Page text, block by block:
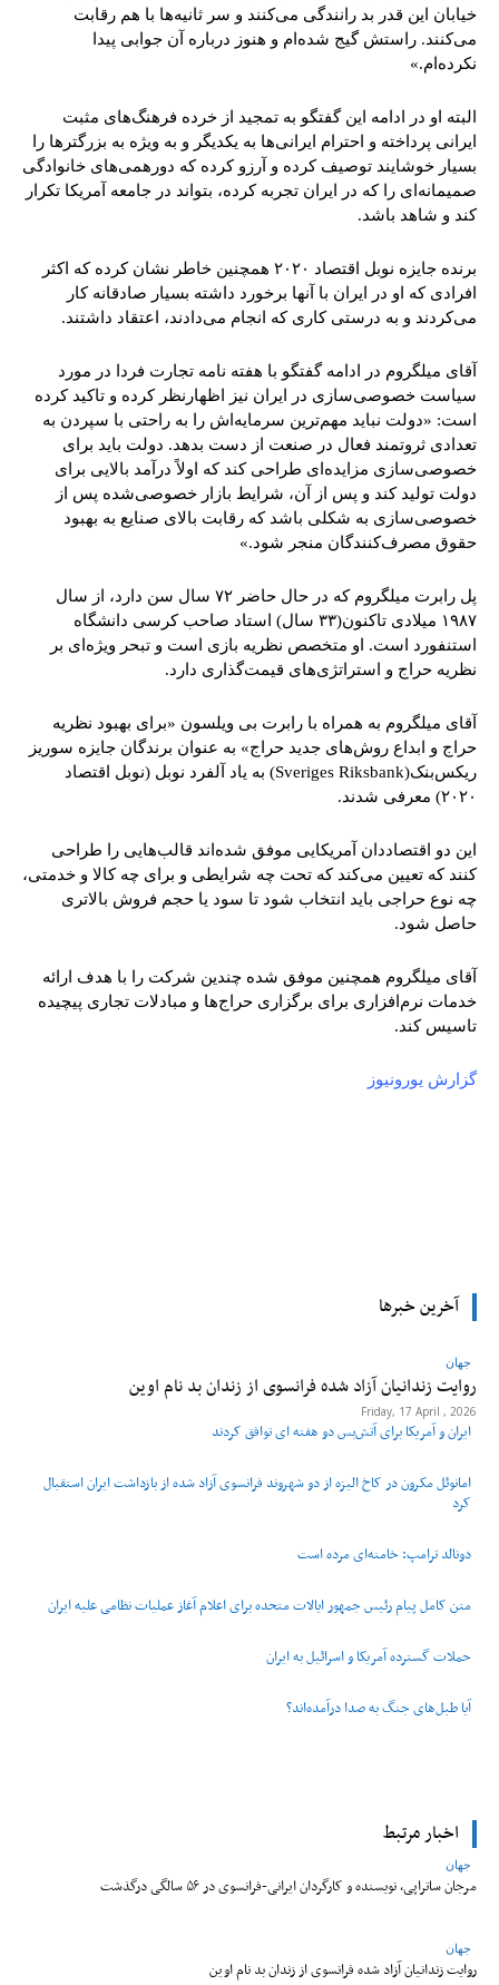
خیابان این قدر بد رانندگی می‌کنند و سر ثانیه‌ها با هم رقابت
می‌کنند. راستش گیج شده‌ام و هنوز درباره آن جوابی پیدا
نکرده‌ام.»
البته او در ادامه این گفتگو به تمجید از خرده فرهنگ‌های مثبت
ایرانی پرداخته و احترام ایرانی‌ها به یکدیگر و به ویژه به بزرگتر‌ها را
بسیار خوشایند توصیف کرده و آرزو کرده که دورهمی‌های خانوادگی‌
صمیمانه‌ای را که در ایران تجربه کرده، بتواند در جامعه آمریکا تکرار
کند و شاهد باشد.
برنده جایزه نوبل اقتصاد ۲۰۲۰ همچنین خاطر نشان کرده که اکثر
افرادی که او در ایران با آنها برخورد داشته بسیار صادقانه کار
می‌کردند و به درستی کاری که انجام می‌دادند، اعتقاد داشتند.
آقای میلگروم در ادامه گفتگو با هفته نامه تجارت فردا در مورد
سیاست خصوصی‌سازی در ایران نیز اظهارنظر کرده و تاکید کرده
است: «دولت نباید مهم‌ترین سرمایه‌اش را به راحتی با سپردن به
تعدادی ثروتمند فعال در صنعت از دست بدهد. دولت باید برای
خصوصی‌سازی مزایده‌ای طراحی کند که اولاً درآمد بالایی برای
دولت تولید کند و پس از آن، شرایط بازار خصوصی‌شده پس از
خصوصی‌سازی به شکلی باشد که رقابت بالای صنایع به بهبود
حقوق مصرف‌کنندگان منجر شود.»
پل رابرت میلگروم که در حال حاضر ۷۲ سال سن دارد، از سال
۱۹۸۷ میلادی تاکنون(۳۳ سال) استاد صاحب کرسی دانشگاه
استنفورد است. او متخصص نظریه بازی است و تبحر ویژه‌ای بر
نظریه حراج و استراتژی‌های قیمت‌گذاری دارد.
آقای میلگروم به همراه با رابرت بی ویلسون «برای بهبود نظریه
حراج و ابداع روش‌های جدید حراج» به عنوان برندگان جایزه سوریز
ریکس‌بنک(Sveriges Riksbank) به یاد آلفرد نوبل (نوبل اقتصاد
۲۰۲۰) معرفی شدند.
این دو اقتصاددان آمریکایی موفق شده‌اند قالب‌هایی را طراحی
کنند که تعیین می‌کند که تحت چه شرایطی و برای چه کالا و خدمتی،
چه نوع حراجی باید انتخاب شود تا سود یا حجم فروش بالاتری
حاصل شود.
آقای میلگروم همچنین موفق شده چندین شرکت را با هدف ارائه
خدمات نرم‌افزاری برای برگزاری حراج‌ها و مبادلات تجاری پیچیده
تاسیس کند.
گزارش یورونیوز
آخرین خبرها
جهان
روایت زندانیان آزاد شده فرانسوی از زندان ‌بد نام اوین
Friday, 17 April , 2026
ایران و آمریکا برای آتش‌بس دو هفته‌ ای توافق کردند
امانوئل مکرون در کاخ الیزه از دو شهروند فرانسوی آزاد شده از بازداشت ایران استقبال
کرد
دونالد ترامپ: خامنه‌ای مرده است
متن کامل پیام رئیس جمهور ایالات متحده برای اعلام آغاز عملیات نظامی علیه ایران
حملات گسترده آمریکا و اسرائیل به ایران
آیا طبل‌های جنگ به صدا درآمده‌اند؟
اخبار مرتبط
جهان
مرجان ساتراپی، نویسنده و کارگردان ایرانی-فرانسوی در ۵۶ سالگی درگذشت
جهان
روایت زندانیان آزاد شده فرانسوی از زندان ‌بد نام اوین